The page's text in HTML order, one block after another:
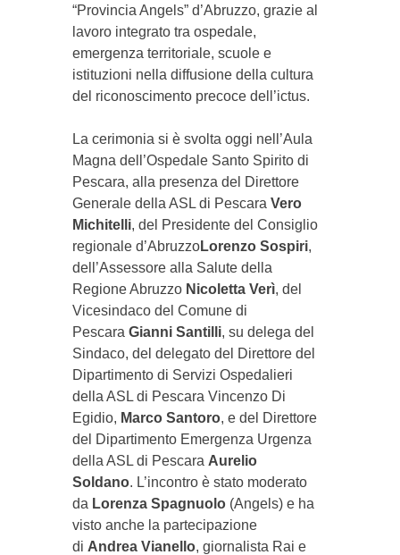
“Provincia Angels” d’Abruzzo, grazie al
lavoro integrato tra ospedale,
emergenza territoriale, scuole e
istituzioni nella diffusione della cultura
del riconoscimento precoce dell’ictus.
La cerimonia si è svolta oggi nell’Aula
Magna dell’Ospedale Santo Spirito di
Pescara, alla presenza del Direttore
Generale della ASL di Pescara Vero
Michitelli, del Presidente del Consiglio
regionale d’AbruzzoLorenzo Sospiri,
dell’Assessore alla Salute della
Regione Abruzzo Nicoletta Verì, del
Vicesindaco del Comune di
Pescara Gianni Santilli, su delega del
Sindaco, del delegato del Direttore del
Dipartimento di Servizi Ospedalieri
della ASL di Pescara Vincenzo Di
Egidio, Marco Santoro, e del Direttore
del Dipartimento Emergenza Urgenza
della ASL di Pescara Aurelio
Soldano. L’incontro è stato moderato
da Lorenza Spagnuolo(Angels) e ha
visto anche la partecipazione
di Andrea Vianello, giornalista Rai e